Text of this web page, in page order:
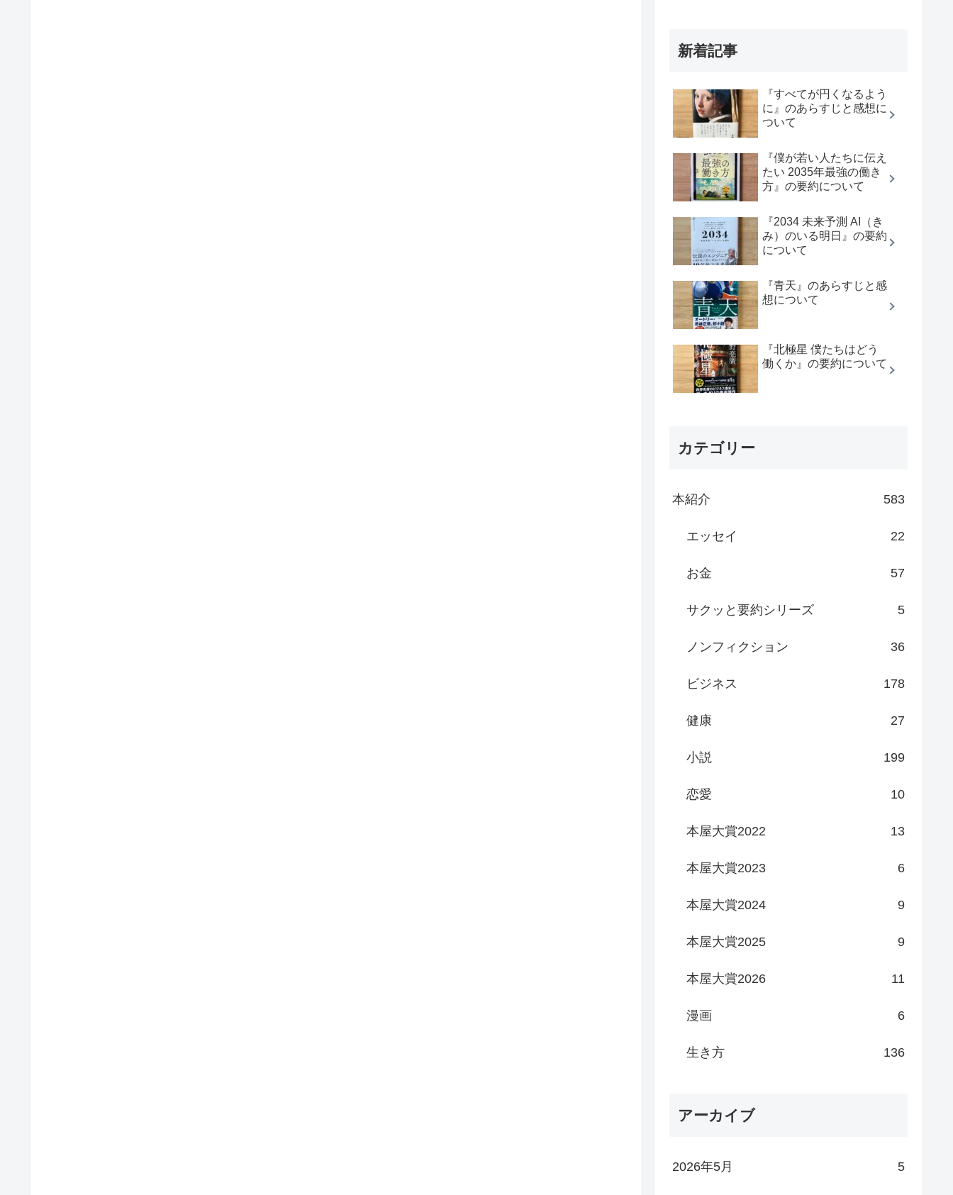
新着記事
『すべてが円くなるよう
に』のあらすじと感想に
ついて
『僕が若い人たちに伝え
たい 2035年最強の働き
方』の要約について
『2034 未来予測 AI（き
み）のいる明日』の要約
について
『青天』のあらすじと感
想について
『北極星 僕たちはどう
働くか』の要約について
カテゴリー
本紹介 583
エッセイ 22
お金 57
サクッと要約シリーズ 5
ノンフィクション 36
ビジネス 178
健康 27
小説 199
恋愛 10
本屋大賞2022 13
本屋大賞2023 6
本屋大賞2024 9
本屋大賞2025 9
本屋大賞2026 11
漫画 6
生き方 136
アーカイブ
2026年5月 5